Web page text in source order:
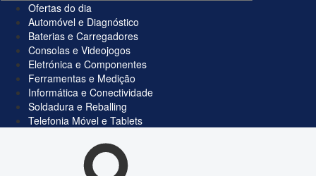
Ofertas do dia
Automóvel e Diagnóstico
Baterias e Carregadores
Consolas e Videojogos
Eletrónica e Componentes
Ferramentas e Medição
Informática e Conectividade
Soldadura e Reballing
Telefonia Móvel e Tablets